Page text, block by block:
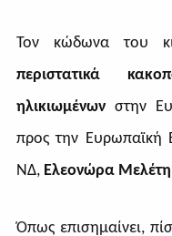
Τον κώδωνα του
περιστατικά
ηλικιωμένωνστην
προς την Ευρωπαϊκή
ΝΔ, Ελεονώρα Μελέτη
Όπως επισημαίνει,